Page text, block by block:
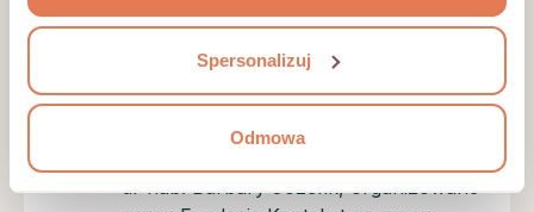
Spersonalizuj
Odmowa
Instytucie Psychologii Stosowanej
5- letnie „Szkolenie systemowo-
psychodynamiczne. Podejście